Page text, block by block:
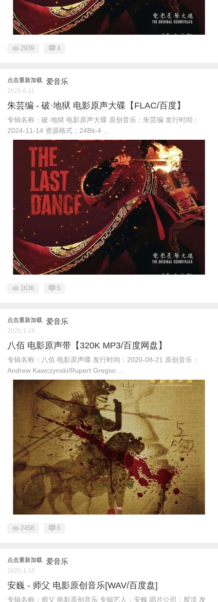
2939 4
点击重新加载 爱音乐
2025-6-11
朱芸编 - 破·地狱 电影原声大碟【FLAC/百度】
专辑名称：破·地狱 电影原声大碟 原创音乐：朱芸编 发行时间：
2024-11-14 资源格式：24Bit-4 ...
1636 5
点击重新加载 爱音乐
2025-1-19
八佰 电影原声带【320K MP3/百度网盘】
专辑名称：八佰 电影原声碟 发行时间：2020-08-21 原创音乐：
Andrew Kawczynski/Rupert Gregso ...
2458 6
点击重新加载 爱音乐
2025-1-10
安巍 - 师父 电影原创音乐[WAV/百度盘]
专辑名称：师父 电影原创音乐 专辑艺人：安巍 唱片公司：胶流 发